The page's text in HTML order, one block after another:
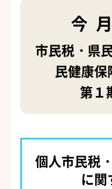
今
市民税・県
民健康
第１
個人市民税
に関